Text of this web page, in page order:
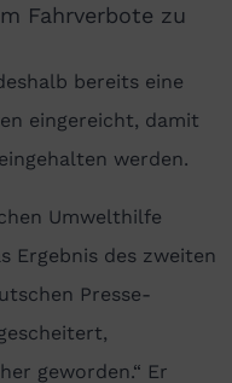
Fahrverbote zu
bereits eine
eingereicht, damit
werden.
Umwelthilfe
Ergebnis des zweiten
Presse-
geworden.“ Er